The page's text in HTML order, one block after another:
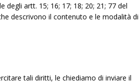
degli artt. 15; 16; 17; 18; 20; 21; 77 del
descrivono il contenuto e le modalità di
tali diritti, le chiediamo di inviare il